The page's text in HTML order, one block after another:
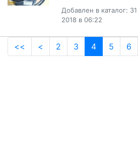
Добавлен в каталог:
2018 в 06:22
<< < 2 3 4(current)
5 6